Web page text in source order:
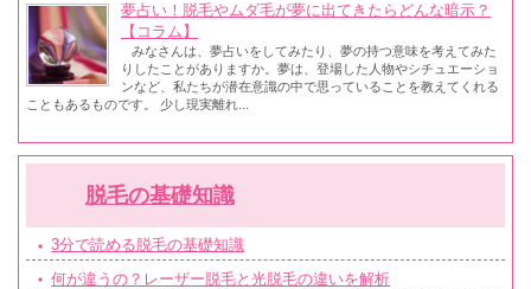
夢占い！脱毛やムダ毛が夢に出てきたらどんな暗示？
【コラム】
みなさんは、夢占いをしてみたり、夢の持つ意味を考えてみた
りしたことがありますか。夢は、登場した人物やシチュエーショ
ンなど、私たちが潜在意識の中で思っていることを教えてくれる
こともあるものです。 少し現実離れ...
脱毛の基礎知識
3分で読める脱毛の基礎知識
何が違うの？レーザー脱毛と光脱毛の違いを解析